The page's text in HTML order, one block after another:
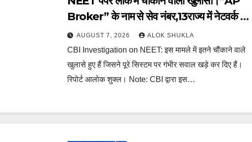
Broker” के नाम से सेव नंबर,13राज्य में नेटवर्क और
ऑफलाइन क्लास, मराठी से इंग्लिश में अनुवाद सहित
तमाम खुलासे।
AUGUST 7, 2026 ALOK SHUKLA
CBI Investigation on NEET: इस मामले में इतने चौंकाने वाले
खुलासे हुए हैं जिसने पूरे सिस्टम पर गंभीर सवाल खड़े कर दिए हैं।
रिपोर्ट आलोक शुक्ल। Note: CBI द्वारा इस…